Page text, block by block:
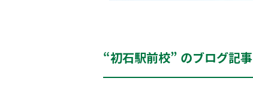
“初石駅前校” のブログ記事